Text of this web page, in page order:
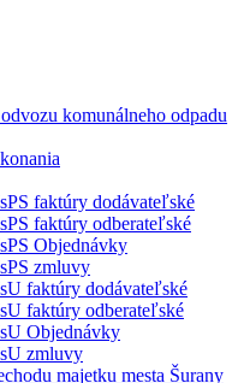
komunálneho odpadu
faktúry dodávateľské
faktúry odberateľské
Objednávky
zmluvy
faktúry dodávateľské
faktúry odberateľské
Objednávky
zmluvy
majetku mesta Šurany